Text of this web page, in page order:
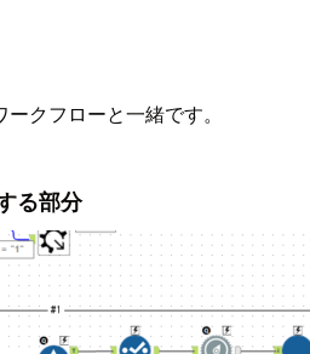
クフローと一緒です。
る部分